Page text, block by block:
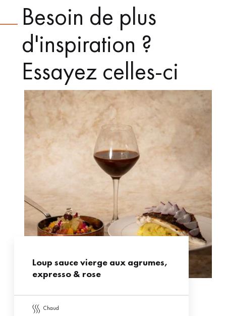
Besoin de plus
d'inspiration ?
Essayez celles-ci
Loup sauce vierge aux agrumes,
expresso & rose
chaud